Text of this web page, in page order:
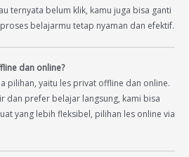
ternyata belum klik, kamu juga bisa ganti
belajarmu tetap nyaman dan efektif.
dan online?
pilihan, yaitu les privat offline dan online.
dan prefer belajar langsung, kami bisa
yang lebih fleksibel, pilihan les online via